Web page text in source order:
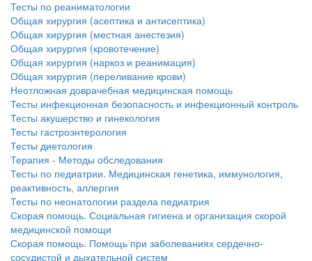
заключается в
нахождении одного из
больничной палате
бесплатно, в течении всего срока лечения...
Тесты по реаниматологии
Общая хирургия (асептика и антисептика)
Общая хирургия (местная анестезия)
Общая хирургия (кровотечение)
Общая хирургия (наркоз и реанимация)
Общая хирургия (переливание крови)
Неотложная доврачебная медицинская помощь
Тесты инфекционная безопасность и инфекционный контроль
Тесты акушерство и гинекология
Тесты гастроэнтерология
Тесты диетология
Терапия - Методы обследования
Тесты по педиатрии. Медицинская генетика, иммунология,
реактивность, аллергия
Тесты по неонатологии раздела педиатрия
Скорая помощь. Социальная гигиена и организация скорой
медицинской помощи
Скорая помощь. Помощь при заболеваниях сердечно-
сосудистой и дыхательной систем